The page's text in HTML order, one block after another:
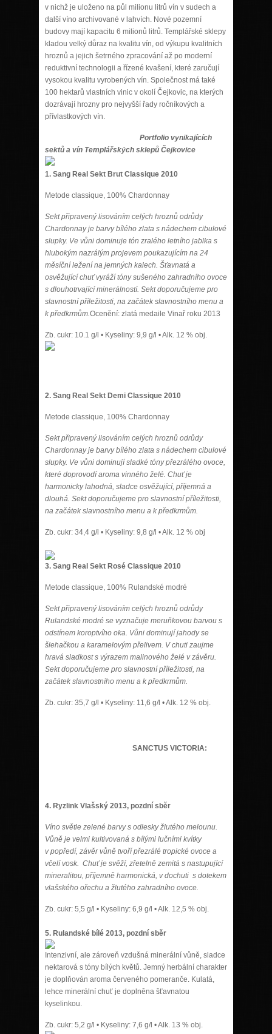
v nichž je uloženo na půl milionu litrů vín v sudech a
další víno archivované v lahvích. Nové pozemní
budovy mají kapacitu 6 milionů litrů. Templářské sklepy
kladou velký důraz na kvalitu vín, od výkupu kvalitních
hroznů a jejich šetrného zpracování až po moderní
reduktivní technologii a řízené kvašení, které zaručují
vysokou kvalitu vyrobených vín. Společnost má také
100 hektarů vlastních vinic v okolí Čejkovic, na kterých
dozrávají hrozny pro nejvyšší řady ročníkových a
přívlastkových vín.
Portfolio vynikajících
sektů a vín Templářských sklepů Čejkovice
1. Sang Real Sekt Brut Classique 2010
Metode classique, 100% Chardonnay
Sekt připravený lisováním celých hroznů odrůdy
Chardonnay je barvy bílého zlata s nádechem cibulové
slupky. Ve vůni dominuje tón zralého letního jablka s
hlubokým nazrálým projevem poukazujícím na 24
měsíční ležení na jemných kalech. Šťavnatá a
osvěžující chuť vyráží tóny sušeného zahradního ovoce
s dlouhotrvající minerálností. Sekt doporučujeme pro
slavnostní příležitosti, na začátek slavnostního menu a
k předkrmům.Ocenění: zlatá medaile Vinař roku 2013
Zb. cukr: 10.1 g/l • Kyseliny: 9,9 g/l • Alk. 12 % obj.
2. Sang Real Sekt Demi Classique 2010
Metode classique, 100% Chardonnay
Sekt připravený lisováním celých hroznů odrůdy
Chardonnay je barvy bílého zlata s nádechem cibulové
slupky. Ve vůni dominují sladké tóny přezrálého ovoce,
které doprovodí aroma vinného želé. Chuť je
harmonicky lahodná, sladce osvěžující, příjemná a
dlouhá. Sekt doporučujeme pro slavnostní příležitosti,
na začátek slavnostního menu a k předkrmům.
Zb. cukr: 34,4 g/l • Kyseliny: 9,8 g/l • Alk. 12 % obj
3. Sang Real Sekt Rosé Classique 2010
Metode classique, 100% Rulandské modré
Sekt připravený lisováním celých hroznů odrůdy
Rulandské modré se vyznačuje meruňkovou barvou s
odstínem koroptvího oka. Vůni dominují jahody se
šlehačkou a karamelovým přelivem. V chuti zaujme
hravá sladkost s výrazem malinového želé v závěru.
Sekt doporučujeme pro slavnostní příležitosti, na
začátek slavnostního menu a k předkrmům.
Zb. cukr: 35,7 g/l • Kyseliny: 11,6 g/l • Alk. 12 % obj.
SANCTUS VICTORIA:
4. Ryzlink Vlašský 2013, pozdní sběr
Víno světle zelené barvy s odlesky žlutého melounu.
Vůně je velmi kultivovaná s bílými lučními kvítky
v popředí, závěr vůně tvoří přezrálé tropické ovoce a
včelí vosk. Chuť je svěží, zřetelně zemitá s nastupující
mineralitou, příjemně harmonická, v dochuti s dotekem
vlašského ořechu a žlutého zahradního ovoce.
Zb. cukr: 5,5 g/l • Kyseliny: 6,9 g/l • Alk. 12,5 % obj.
5. Rulandské bílé 2013, pozdní sběr
Intenzivní, ale zároveň vzdušná minerální vůně, sladce
nektarová s tóny bílých květů. Jemný herbální charakter
je doplňován aroma červeného pomeranče. Kulatá,
lehce minerální chuť je doplněna šťavnatou
kyselinkou.
Zb. cukr: 5,2 g/l • Kyseliny: 7,6 g/l • Alk. 13 % obj.